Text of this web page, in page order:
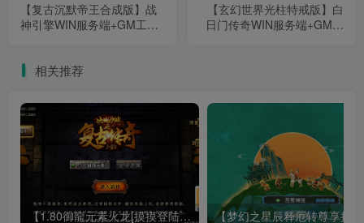
【复古沉默帝王合成版】战
神引擎WIN服务端+GM工具
【玄幻世界光柱特戒版】白
日门传奇WIN服务端+GM后
相关推荐
【1.80御龍元素火龙[摸摸登陆器]】战神引擎WIN服务端+GM工具+充值后台+双端+架设教程